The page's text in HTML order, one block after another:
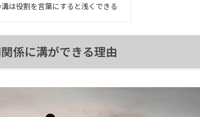
は役割を言葉にすると浅くできる
係に溝ができる理由